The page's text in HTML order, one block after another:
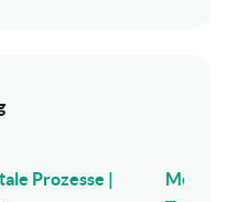
Prozesse |
Mehr